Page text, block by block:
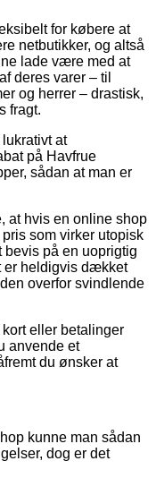
for købere at
netbutikker, og altså
lade være med at
deres varer – til
og herrer – drastisk,
fragt.
at
på Havfrue
sådan at man er
at hvis en online shop
som virker utopisk
på en uoprigtig
er heldigvis dækket
overfor svindlende
eller betalinger
anvende et
du ønsker at
kunne man sådan
dog er det